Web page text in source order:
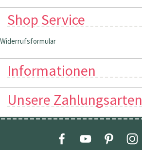
Shop Service
Widerrufsformular
Informationen
Unsere Zahlungsarten